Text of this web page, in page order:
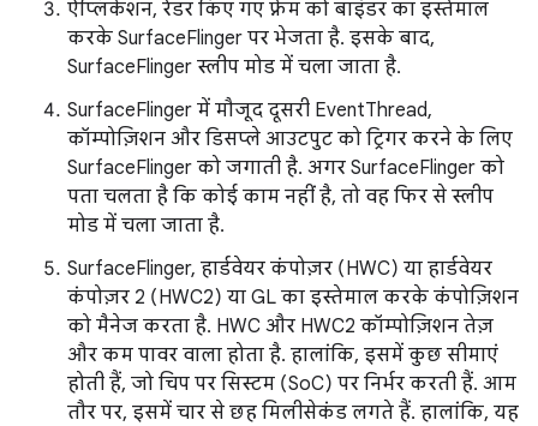
ऐप्लिकेशन, रेंडर किए गए फ़्रेम को बाइंडर का इस्तेमाल
करके SurfaceFlinger पर भेजता है. इसके बाद,
SurfaceFlinger स्लीप मोड में चला जाता है.
SurfaceFlinger में मौजूद दूसरी EventThread,
कॉम्पोज़िशन और डिसप्ले आउटपुट को ट्रिगर करने के लिए
SurfaceFlinger को जगाती है. अगर SurfaceFlinger को
पता चलता है कि कोई काम नहीं है, तो वह फिर से स्लीप
मोड में चला जाता है.
SurfaceFlinger, हार्डवेयर कंपोज़र (HWC) या हार्डवेयर
कंपोज़र 2 (HWC2) या GL का इस्तेमाल करके कंपोज़िशन
को मैनेज करता है. HWC और HWC2 कॉम्पोज़िशन तेज़
और कम पावर वाला होता है. हालांकि, इसमें कुछ सीमाएं
होती हैं, जो चिप पर सिस्टम (SoC) पर निर्भर करती हैं. आम
तौर पर, इसमें चार से छह मिलीसेकंड लगते हैं. हालांकि, यह